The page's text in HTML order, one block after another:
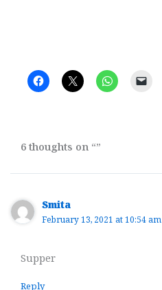
6 thoughts on “”
Smita
February 13, 2021 at 10:54 am
Supper